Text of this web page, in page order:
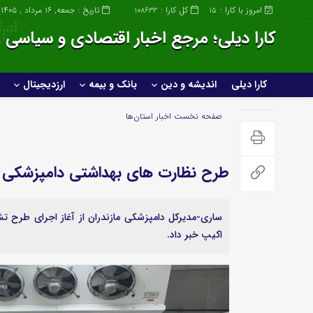
کل کارا : 108633 امروز با کارا : 15 تاریخ : جمعه, ۱۶ مرداد , ۱۴۰۵
کارا دیلی؛ مرجع اخبار اقتصادی و
کارا دیلی اندیشه و دین بانک و بیمه ارزدیجیتال
ساختمان و املاک
خودرو و حمل و نقل
عمومی و سرگرمی
ورزشی
گردشگری و مهاجرت
صفحه نخست اخبار استان‌ها
طرح نظارت های بهداشتی دامپزشکی
اکیپ خبر داد.